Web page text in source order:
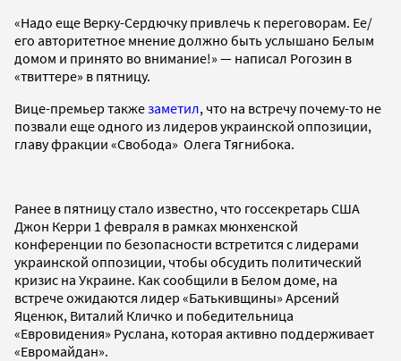
«Надо еще Верку-Сердючку привлечь к переговорам. Ее/
его авторитетное мнение должно быть услышано Белым
домом и принято во внимание!» — написал Рогозин в
«твиттере» в пятницу.
Вице-премьер такжезаметил, что на встречу почему-то не
позвали еще одного из лидеров украинской оппозиции,
главу фракции «Свобода» Олега Тягнибока.
Ранее в пятницу стало известно, что госсекретарь США
Джон Керри 1 февраля в рамках мюнхенской
конференции по безопасности встретится с лидерами
украинской оппозиции, чтобы обсудить политический
кризис на Украине. Как сообщили в Белом доме, на
встрече ожидаются лидер «Батькивщины» Арсений
Яценюк, Виталий Кличко и победительница
«Евровидения» Руслана, которая активно поддерживает
«Евромайдан».